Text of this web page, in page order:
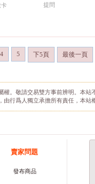
提問
4 5 下5頁 最後一頁
。敬請交易雙方事前辨明。本
行爲人獨立承擔所有責任，本站
賣家問題
發布商品